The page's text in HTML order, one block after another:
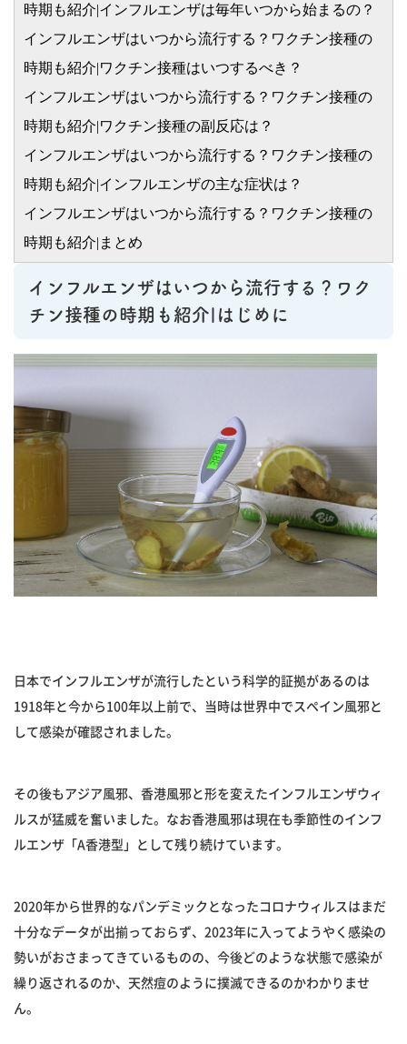
時期も紹介|インフルエンザは毎年いつから始まるの？
インフルエンザはいつから流行する？ワクチン接種の
時期も紹介|ワクチン接種はいつするべき？
インフルエンザはいつから流行する？ワクチン接種の
時期も紹介|ワクチン接種の副反応は？
インフルエンザはいつから流行する？ワクチン接種の
時期も紹介|インフルエンザの主な症状は？
インフルエンザはいつから流行する？ワクチン接種の
時期も紹介|まとめ
インフルエンザはいつから流行する？ワク
チン接種の時期も紹介|はじめに
日本でインフルエンザが流行したという科学的証拠があるのは
1918年と今から100年以上前で、当時は世界中でスペイン風邪と
して感染が確認されました。
その後もアジア風邪、香港風邪と形を変えたインフルエンザウィ
ルスが猛威を奮いました。なお香港風邪は現在も季節性のインフ
ルエンザ「A香港型」として残り続けています。
2020年から世界的なパンデミックとなったコロナウィルスはまだ
十分なデータが出揃っておらず、2023年に入ってようやく感染の
勢いがおさまってきているものの、今後どのような状態で感染が
繰り返されるのか、天然痘のように撲滅できるのかわかりませ
ん。